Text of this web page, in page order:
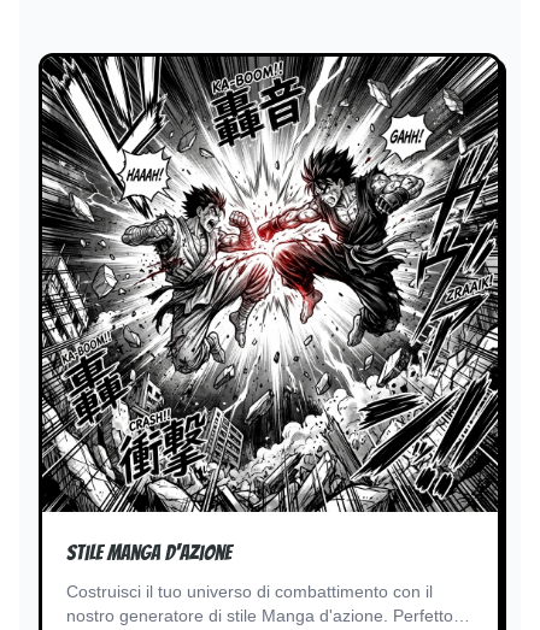
Stile manga d'azione
Costruisci il tuo universo di combattimento con il
nostro generatore di stile Manga d'azione. Perfetto